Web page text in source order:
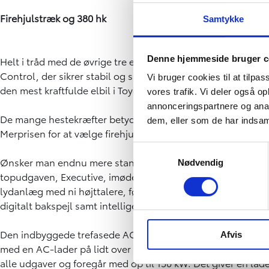
Samtykke
Denne hjemmeside bruger
Vi bruger cookies til at
vores trafik. Vi deler også
annonceringspartnere og
dem, eller som de har
Nødvendig
Afvis
Firehjulstræk og 380 hk
Helt i tråd med de øvrige tre elbiler er det også muligt at
Control, der sikrer stabil og sikker kørsel på ujævne og
den mest kraftfulde elbil i Toyotas modelprogram.
De mange hestekræfter betyder samtidig, at bZ4X
Merprisen for at vælge firehjulstræk i Active Tech-udgaven
Ønsker man endnu mere standardudstyr i sin nye,
topudgaven, Executive, imødekomme de flestes behov.
lydanlæg med ni højttalere, førersæde med hukommelse,
digitalt bakspejl samt intelligent parkeringsassistent.
Den indbyggede trefasede AC-opladning sker i
med en AC-lader på lidt over tre timer, hvilket kan være
alle udgaver og foregår med op til 150 kW. Det giver en